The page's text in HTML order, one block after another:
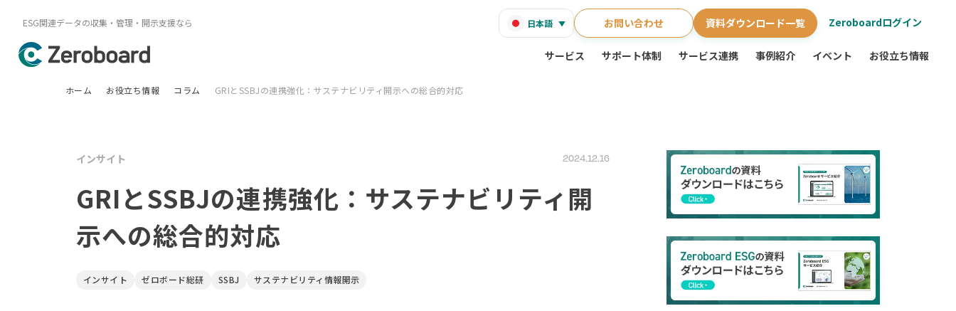
ESG関連データの収集・管理・開示支援なら
サービス サポート体制 サービス連携 事例紹介 イベント お役立ち情報
日本語 お問い合わせ 資料ダウンロード一覧 Zeroboardログイン
ホーム お役立ち情報 コラム GRIとSSBJの連携強化：サステナビリティ開示への総合的対応
インサイト 2024.12.16
GRIとSSBJの連携強化：サステナビリティ開
示への総合的対応
インサイト ゼロボード総研 SSBJ サステナビリティ情報開示